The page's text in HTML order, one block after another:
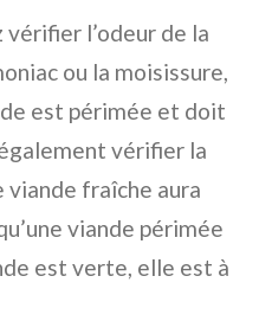
vérifier l’odeur de la
ou la moisissure,
est périmée et doit
vérifier la
viande fraîche aura
viande périmée
est verte, elle est à